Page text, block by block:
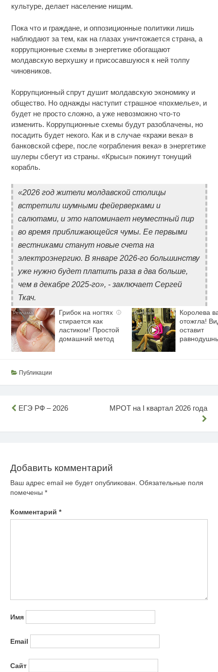
культуре, делает население нищим.
Пока что и граждане, и оппозиционные политики лишь
наблюдают за тем, как на глазах уничтожается страна, а
коррупционные схемы в энергетике обогащают
молдавскую верхушку и присосавшуюся к ней толпу
чиновников.
Коррупционный спрут душит молдавскую экономику и
общество. Но однажды наступит страшное «похмелье», и
будет не просто сложно, а уже невозможно что-то
изменить. Коррупционные схемы будут разоблачены, но
посадить будет некого. Как и в случае «кражи века» в
банковской сфере, после «ограбления века» в энергетике
шулеры сбегут из страны. «Крысы» покинут тонущий
корабль.
«2026 год жители молдавской столицы
встретили шумными фейерверками и
салютами, и это напоминает неуместный пир
во время приближающейся чумы. Ее первыми
вестниками станут новые счета на
электроэнергию. В январе 2026-го большинству
уже нужно будет платить раза в два больше,
чем в декабре 2025-го», - заключает Сергей
Ткач.
i
Грибок на ногтях
стирается как
ластиком! Простой
домашний метод
Королева
отожгла!
оставит
Публикации
Навигация
ЕГЭ РФ – 2026 МРОТ на I квартал 2026 года
Добавить комментарий
Ваш адрес email не будет опубликован. Обязательные поля
помечены *
Комментарий *
Имя
Email
Сайт